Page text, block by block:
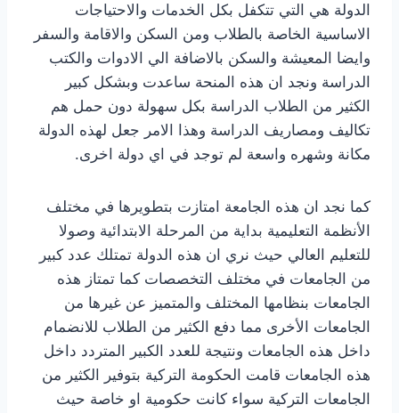
الدولة هي التي تتكفل بكل الخدمات والاحتياجات
الاساسية الخاصة بالطلاب ومن السكن والاقامة والسفر
وايضا المعيشة والسكن بالاضافة الي الادوات والكتب
الدراسة ونجد ان هذه المنحة ساعدت وبشكل كبير
الكثير من الطلاب الدراسة بكل سهولة دون حمل هم
تكاليف ومصاريف الدراسة وهذا الامر جعل لهذه الدولة
مكانة وشهره واسعة لم توجد في اي دولة اخرى.
كما نجد ان هذه الجامعة امتازت بتطويرها في مختلف
الأنظمة التعليمية بداية من المرحلة الابتدائية وصولا
للتعليم العالي حيث نري ان هذه الدولة تمتلك عدد كبير
من الجامعات في مختلف التخصصات كما تمتاز هذه
الجامعات بنظامها المختلف والمتميز عن غيرها من
الجامعات الأخرى مما دفع الكثير من الطلاب للانضمام
داخل هذه الجامعات ونتيجة للعدد الكبير المتردد داخل
هذه الجامعات قامت الحكومة التركية بتوفير الكثير من
الجامعات التركية سواء كانت حكومية او خاصة حيث